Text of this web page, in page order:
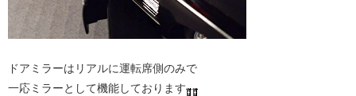
ドアミラーはリアルに運転席側のみで
一応ミラーとして機能しております